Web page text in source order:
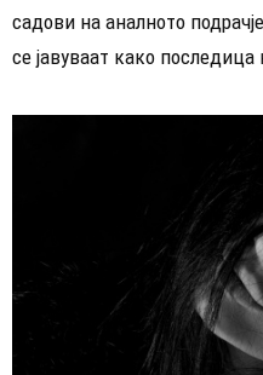
садови на аналното
се јавуваат како